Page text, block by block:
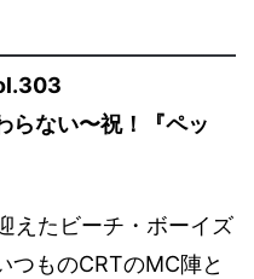
らない〜祝！『ペッ
えたビーチ・ボーイズ
つものCRTのMC陣と